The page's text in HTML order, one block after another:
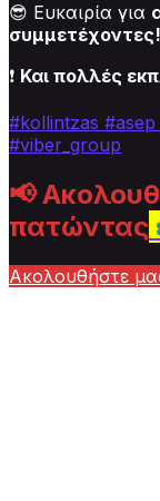
😎 Ευκαιρία για
συμμετέχοντες!
❗ Και πολλές
#kollintzas #asep
#viber_group
📢
πατώντας
Ακολουθήστε